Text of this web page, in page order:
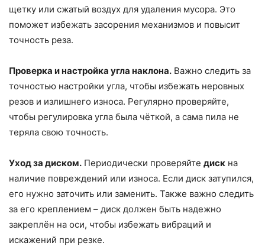
щетку или сжатый воздух для удаления мусора. Это
поможет избежать засорения механизмов и повысит
точность реза.
Проверка и настройка угла наклона. Важно следить за
точностью настройки угла, чтобы избежать неровных
резов и излишнего износа. Регулярно проверяйте,
чтобы регулировка угла была чёткой, а сама пила не
теряла свою точность.
Уход за диском. Периодически проверяйте диск на
наличие повреждений или износа. Если диск затупился,
его нужно заточить или заменить. Также важно следить
за его креплением – диск должен быть надежно
закреплён на оси, чтобы избежать вибраций и
искажений при резке.